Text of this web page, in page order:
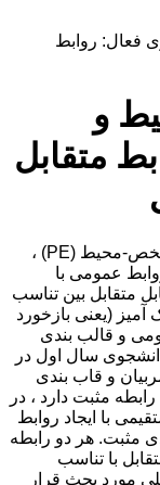
فعال: روابط
و
متقابل
با توجه به حفظ چشم انداز منابع متناسب با شخص-محیط (PE) ،
عمومی با
متقابل بین تناسب
آمیز (یعنی بازخورد
و قالب بندی
یک مطالعه طولی شش ماهه از ۴۲۸ دانشجوی سال اول در
و قاب بندی
مثبت دارد ، در
با ایجاد روابط
مثبت. هر دو رابطه
با تناسب
مورد بحث قرار